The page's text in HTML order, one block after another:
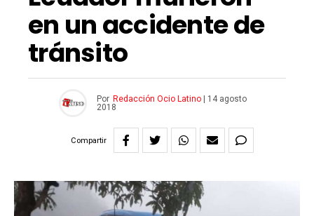
en un accidente de
tránsito
Por Redacción Ocio Latino|
14 agosto
2018
Compartir